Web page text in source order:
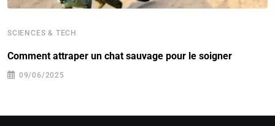
SCIENCES & TECH
Comment attraper un chat sauvage pour le soigner
09/06/2025